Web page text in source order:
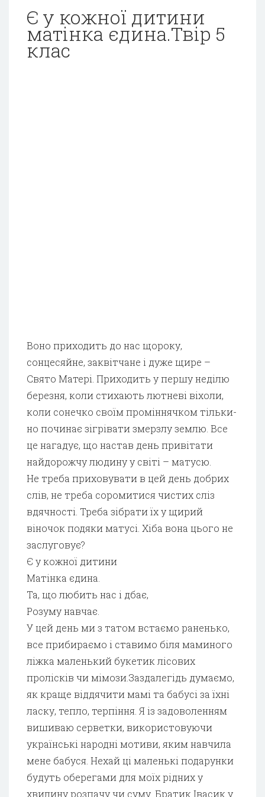
Є у кожної дитини
матінка єдина.Твір 5
клас
Воно приходить до нас щороку,
сонцесяйне, заквітчане і дуже щире –
Свято Матері. Приходить у першу неділю
березня, коли стихають лютневі віхоли,
коли сонечко своїм проміннячком тільки-
но починає зігрівати змерзлу землю. Все
це нагадує, що настав день привітати
найдорожчу людину у світі – матусю.
Не треба приховувати в цей день добрих
слів, не треба соромитися чистих сліз
вдячності. Треба зібрати їх у щирий
віночок подяки матусі. Хіба вона цього не
заслуговує?
Є у кожної дитини
Матінка єдина.
Та, що любить нас і дбає,
Розуму навчає.
У цей день ми з татом встаємо раненько,
все прибираємо і ставимо біля маминого
ліжка маленький букетик лісових
пролісків чи мімози.Заздалегідь думаємо,
як краще віддячити мамі та бабусі за їхні
ласку, тепло, терпіння. Я із задоволенням
вишиваю серветки, використовуючи
українські народні мотиви, яким навчила
мене бабуся. Нехай ці маленькі подарунки
будуть оберегами для моїх рідних у
хвилину розпачу чи суму. Братик Івасик у